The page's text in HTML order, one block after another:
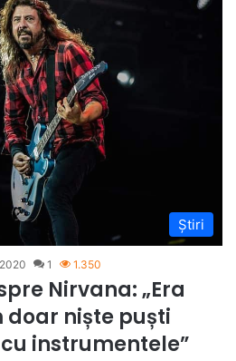
Știri
1 1.350
Nirvana: „Era
doar niște puști
instrumentele”